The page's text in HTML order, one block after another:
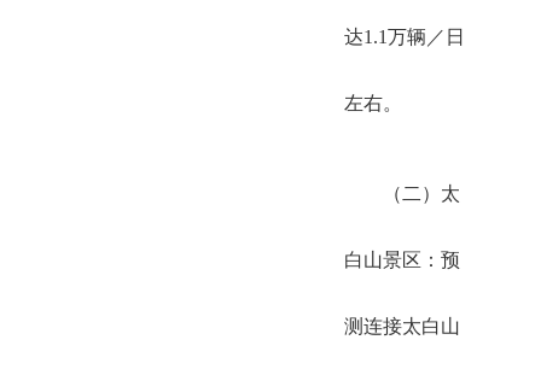
达1.1万辆／日
左右。
（二）太
白山景区：预
测连接太白山